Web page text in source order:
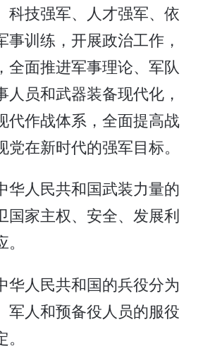
科技强军、人才强军、依
事训练，开展政治工作，
全面推进军事理论、军队
人员和武器装备现代化，
代作战体系，全面提高战
在新时代的强军目标。
人民共和国武装力量的
国家主权、安全、发展利
人民共和国的兵役分为
军人和预备役人员的服役